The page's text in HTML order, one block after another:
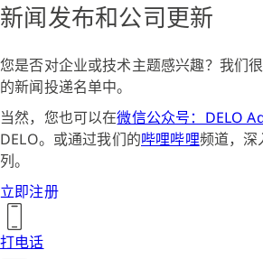
新闻发布和公司更新
您是否对企业或技术主题感兴趣？我们
的新闻投递名单中。
当然，您也可以在微信公众号：DELO
DELO。或通过我们的哔哩哔哩频道，深
列。
立即注册
打电话